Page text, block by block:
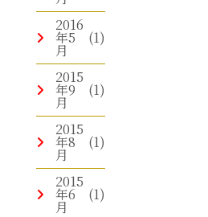
2016
年5
月
(1)
2015
年9
月
(1)
2015
年8
月
(1)
2015
年6
月
(1)